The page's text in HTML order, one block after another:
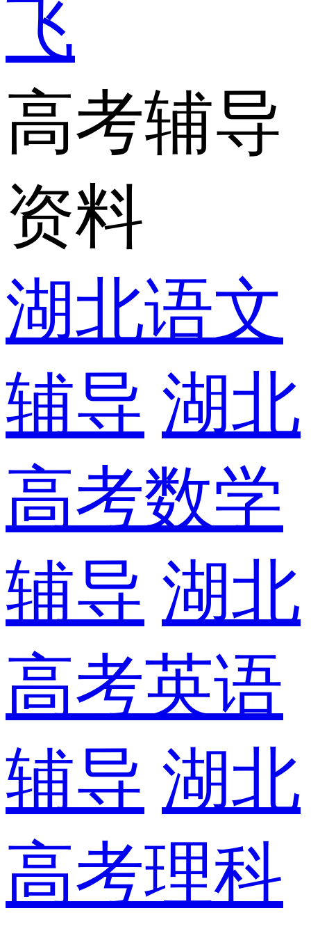
飞
高考辅导
资料
湖北语文
辅导 湖北
高考数学
辅导 湖北
高考英语
辅导 湖北
高考理科